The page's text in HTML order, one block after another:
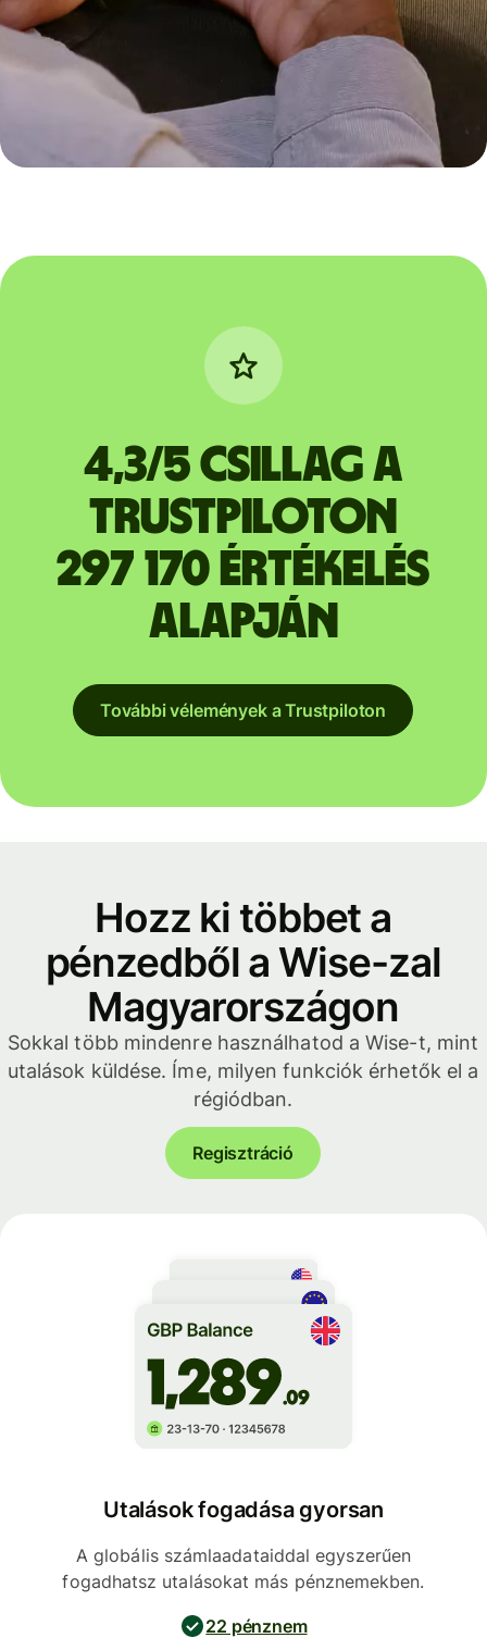
4,3/5 csillag a
Trustpiloton
297 170 értékelés
alapján
További vélemények a Trustpiloton
Hozz ki többet a
pénzedből a Wise-zal
Magyarországon
Sokkal több mindenre használhatod a Wise-t, mint
utalások küldése. Íme, milyen funkciók érhetők el a
régiódban.
Regisztráció
Utalások fogadása gyorsan
A globális számlaadataiddal egyszerűen
fogadhatsz utalásokat más pénznemekben.
22 pénznem